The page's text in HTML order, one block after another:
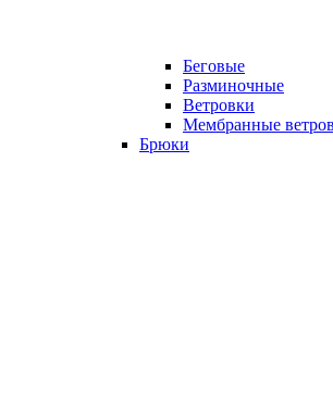
Беговые
Разминочные
Ветровки
Мембранные
Брюки